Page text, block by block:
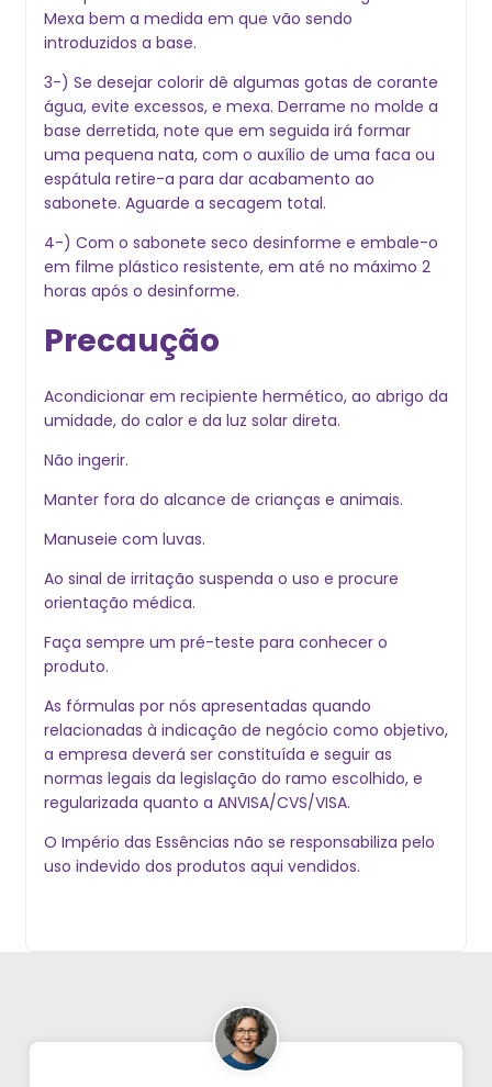
Mexa bem a medida em que vão sendo
introduzidos a base.
3-) Se desejar colorir dê algumas gotas de corante
gua, evite excessos, e mexa. Derrame no molde a
base derretida, note que em seguida irá formar
uma pequena nata, com o auxílio de uma faca ou
espátula retire-a para dar acabamento ao
sabonete. Aguarde a secagem total.
4-) Com o sabonete seco desinforme e embale-o
em filme plástico resistente, em até no máximo 2
horas após o desinforme.
Precaução
Acondicionar em recipiente hermético, ao abrigo da
umidade, do calor e da luz solar direta.
Não ingerir.
Manter fora do alcance de crianças e animais.
Manuseie com luvas.
Ao sinal de irritação suspenda o uso e procure
orientação médica.
Faça sempre um pré-teste para conhecer o
produto.
As fórmulas por nós apresentadas quando
relacionadas à indicação de negócio como objetivo,
a empresa deverá ser constituída e seguir as
normas legais da legislação do ramo escolhido, e
regularizada quanto a ANVISA/CVS/VISA.
O Império das Essências não se responsabiliza pelo
uso indevido dos produtos aqui vendidos.